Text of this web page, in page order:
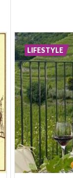
LIFESTYLE